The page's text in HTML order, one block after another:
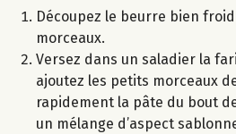
Découpez le beurre bien
morceaux.
Versez dans un saladier la
ajoutez les petits morceaux
rapidement la pâte du bout
un mélange d’aspect